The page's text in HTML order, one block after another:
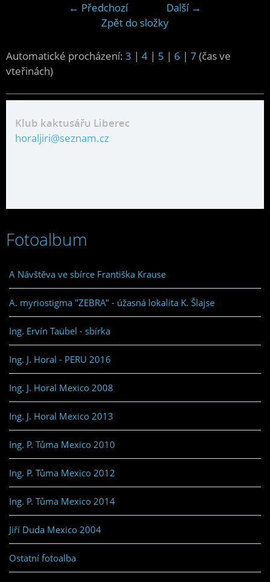
← Předchozí
Další →
Zpět do složky
Automatické procházení: 3 | 4 | 5 | 6 | 7 (čas ve
vteřinách)
Klub kaktusářu Liberec
horaljiri@seznam.cz
Fotoalbum
A Návštěva ve sbírce Františka Krause
A. myriostigma "ZEBRA" - úžasná lokalita K. Šlajse
Ing. Ervín Taübel - sbírka
Ing. J. Horal - PERU 2016
Ing. J. Horal Mexico 2008
Ing. J. Horal Mexico 2013
Ing. P. Tůma Mexico 2010
Ing. P. Tůma Mexico 2012
Ing. P. Tůma Mexico 2014
Jiří Duda Mexico 2004
Ostatní fotoalba